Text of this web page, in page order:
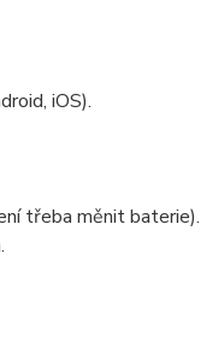
iOS).
třeba měnit baterie).